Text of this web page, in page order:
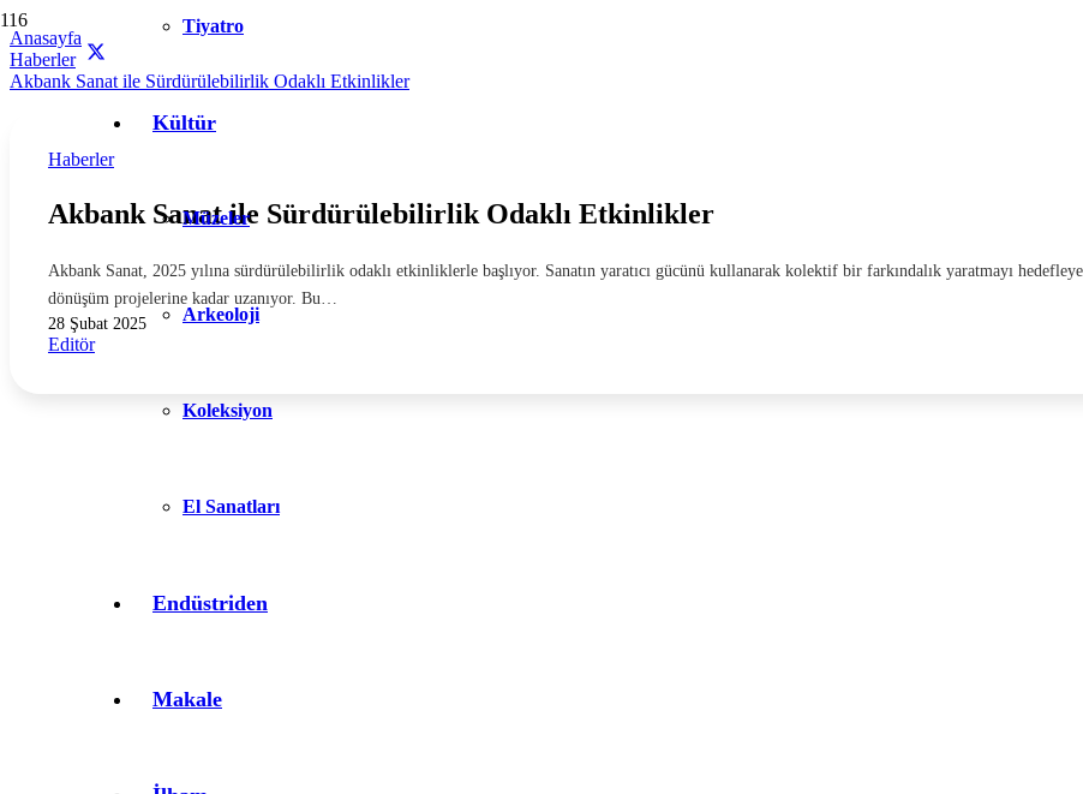
Tiyatro
Kültür
Müzeler
Arkeoloji
Koleksiyon
El Sanatları
Endüstriden
Makale
Anasayfa
Haberler
Akbank Sanat ile Sürdürülebilirlik Odaklı Etkinlikler
Haberler
Akbank Sanat ile Sürdürülebilirlik Odaklı Etkinlikler
Akbank Sanat, 2025 yılına sürdürülebilirlik odaklı etkinliklerle başlıyor. Sanatın yaratıcı gücünü kullanarak kolektif bir farkındalık yaratmayı
dönüşüm projelerine kadar uzanıyor. Bu…
28 Şubat 2025
Editör